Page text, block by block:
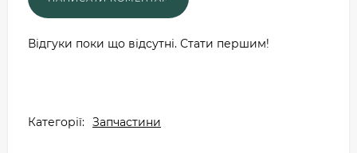
Відгуки поки що відсутні. Стати першим!
Категорії: Запчастини